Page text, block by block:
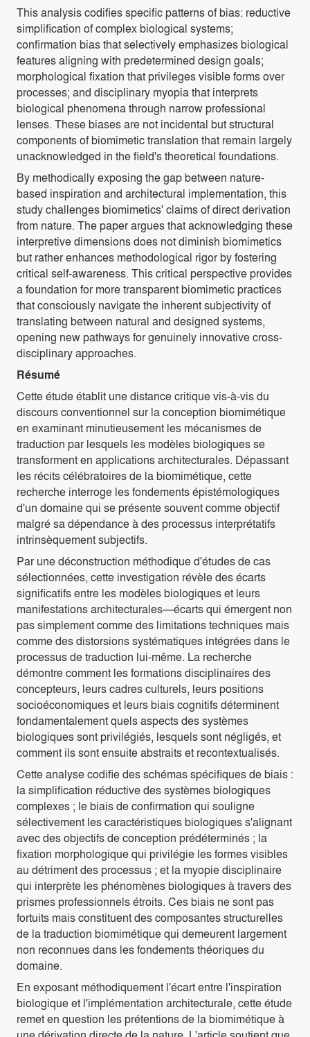
This analysis codifies specific patterns of bias: reductive
simplification of complex biological systems;
confirmation bias that selectively emphasizes biological
features aligning with predetermined design goals;
morphological fixation that privileges visible forms over
processes; and disciplinary myopia that interprets
biological phenomena through narrow professional
lenses. These biases are not incidental but structural
components of biomimetic translation that remain largely
unacknowledged in the field's theoretical foundations.
By methodically exposing the gap between nature-
based inspiration and architectural implementation, this
study challenges biomimetics' claims of direct derivation
from nature. The paper argues that acknowledging these
interpretive dimensions does not diminish biomimetics
but rather enhances methodological rigor by fostering
critical self-awareness. This critical perspective provides
a foundation for more transparent biomimetic practices
that consciously navigate the inherent subjectivity of
translating between natural and designed systems,
opening new pathways for genuinely innovative cross-
disciplinary approaches.
Résumé
Cette étude établit une distance critique vis-à-vis du
discours conventionnel sur la conception biomimétique
en examinant minutieusement les mécanismes de
traduction par lesquels les modèles biologiques se
transforment en applications architecturales. Dépassant
les récits célébratoires de la biomimétique, cette
recherche interroge les fondements épistémologiques
d'un domaine qui se présente souvent comme objectif
malgré sa dépendance à des processus interprétatifs
intrinsèquement subjectifs.
Par une déconstruction méthodique d'études de cas
sélectionnées, cette investigation révèle des écarts
significatifs entre les modèles biologiques et leurs
manifestations architecturales—écarts qui émergent non
pas simplement comme des limitations techniques mais
comme des distorsions systématiques intégrées dans le
processus de traduction lui-même. La recherche
démontre comment les formations disciplinaires des
concepteurs, leurs cadres culturels, leurs positions
socioéconomiques et leurs biais cognitifs déterminent
fondamentalement quels aspects des systèmes
biologiques sont privilégiés, lesquels sont négligés, et
comment ils sont ensuite abstraits et recontextualisés.
Cette analyse codifie des schémas spécifiques de biais :
la simplification réductive des systèmes biologiques
complexes ; le biais de confirmation qui souligne
sélectivement les caractéristiques biologiques s'alignant
avec des objectifs de conception prédéterminés ; la
fixation morphologique qui privilégie les formes visibles
au détriment des processus ; et la myopie disciplinaire
qui interprète les phénomènes biologiques à travers des
prismes professionnels étroits. Ces biais ne sont pas
fortuits mais constituent des composantes structurelles
de la traduction biomimétique qui demeurent largement
non reconnues dans les fondements théoriques du
domaine.
En exposant méthodiquement l'écart entre l'inspiration
biologique et l'implémentation architecturale, cette étude
remet en question les prétentions de la biomimétique à